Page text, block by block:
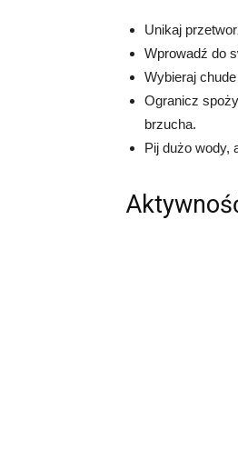
Unikaj
Wprowadź do
Wybieraj
Ogranicz
brzucha.
Pij dużo wody,